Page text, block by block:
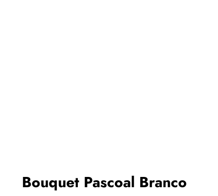
Bouquet Pascoal Branco